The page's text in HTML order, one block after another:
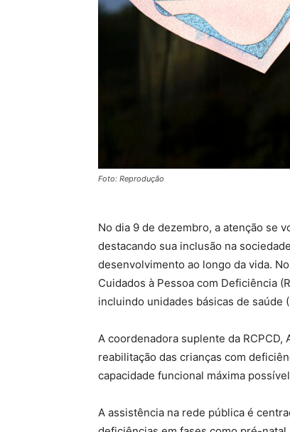
Foto: Reprodução
No dia 9 de dezembro, a atenção se
destacando sua inclusão na
desenvolvimento ao longo da vida.
Cuidados à Pessoa com Deficiência
incluindo unidades básicas de saúde
A coordenadora suplente da
reabilitação das crianças com
capacidade funcional máxima
A assistência na rede pública é